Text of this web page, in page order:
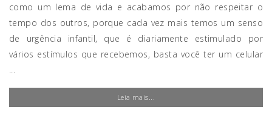
como um lema de vida e acabamos por não respeitar o
tempo dos outros, porque cada vez mais temos um senso
de urgência infantil, que é diariamente estimulado por
vários estímulos que recebemos, basta você ter um celular
Leia mais...